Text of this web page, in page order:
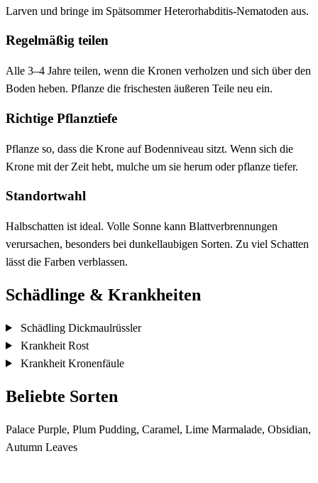
Larven und bringe im Spätsommer Heterorhabditis-Nematoden aus.
Regelmäßig teilen
Alle 3–4 Jahre teilen, wenn die Kronen verholzen und sich über den
Boden heben. Pflanze die frischesten äußeren Teile neu ein.
Richtige Pflanztiefe
Pflanze so, dass die Krone auf Bodenniveau sitzt. Wenn sich die
Krone mit der Zeit hebt, mulche um sie herum oder pflanze tiefer.
Standortwahl
Halbschatten ist ideal. Volle Sonne kann Blattverbrennungen
verursachen, besonders bei dunkellaubigen Sorten. Zu viel Schatten
lässt die Farben verblassen.
Schädlinge & Krankheiten
Schädling Dickmaulrüssler
Krankheit Rost
Krankheit Kronenfäule
Beliebte Sorten
Palace Purple, Plum Pudding, Caramel, Lime Marmalade, Obsidian,
Autumn Leaves